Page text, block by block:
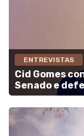
ENTREVISTAS
Cid Gomes
Senado e